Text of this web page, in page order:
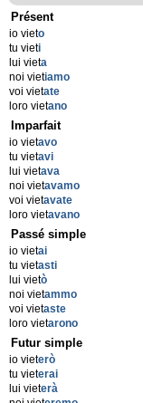
Présent
io vieto
tu vieti
lui vieta
noi vietiamo
voi vietate
loro vietano
Imparfait
io vietavo
tu vietavi
lui vietava
noi vietavamo
voi vietavate
loro vietavano
Passé simple
io vietai
tu vietasti
lui vietò
noi vietammo
voi vietaste
loro vietarono
Futur simple
io vieterò
tu vieterai
lui vieterà